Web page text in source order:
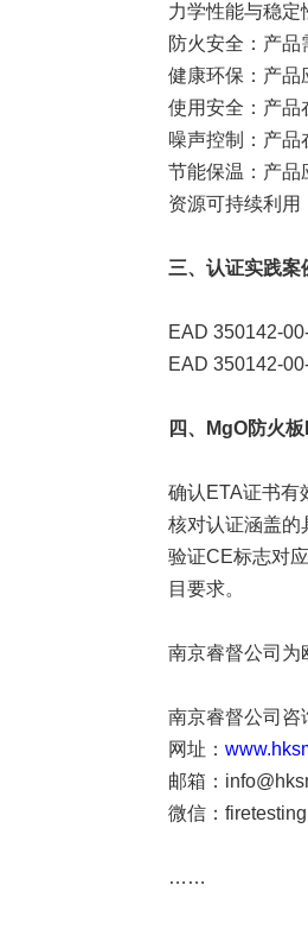
力学性能与稳定
防火安全：产
健康环保：产品
使用安全：产品
噪声控制：产品
节能保温：产品
资源可持续利用
三、认证实践
EAD 350142-
EAD 350142-
四、MgO防火
确认ETA证书有
核对认证涵盖的
验证CE标志对
目要求。
南京睿督公司为
南京睿督公司
网址：
邮箱：
微信：
……